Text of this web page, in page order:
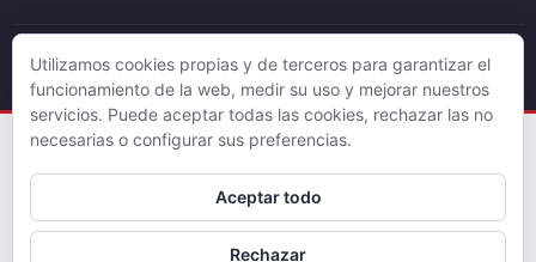
© DJLV 2019
Utilizamos cookies propias y de terceros para garantizar el
funcionamiento de la web, medir su uso y mejorar nuestros
servicios. Puede aceptar todas las cookies, rechazar las no
necesarias o configurar sus preferencias.
Aceptar todo
Rechazar